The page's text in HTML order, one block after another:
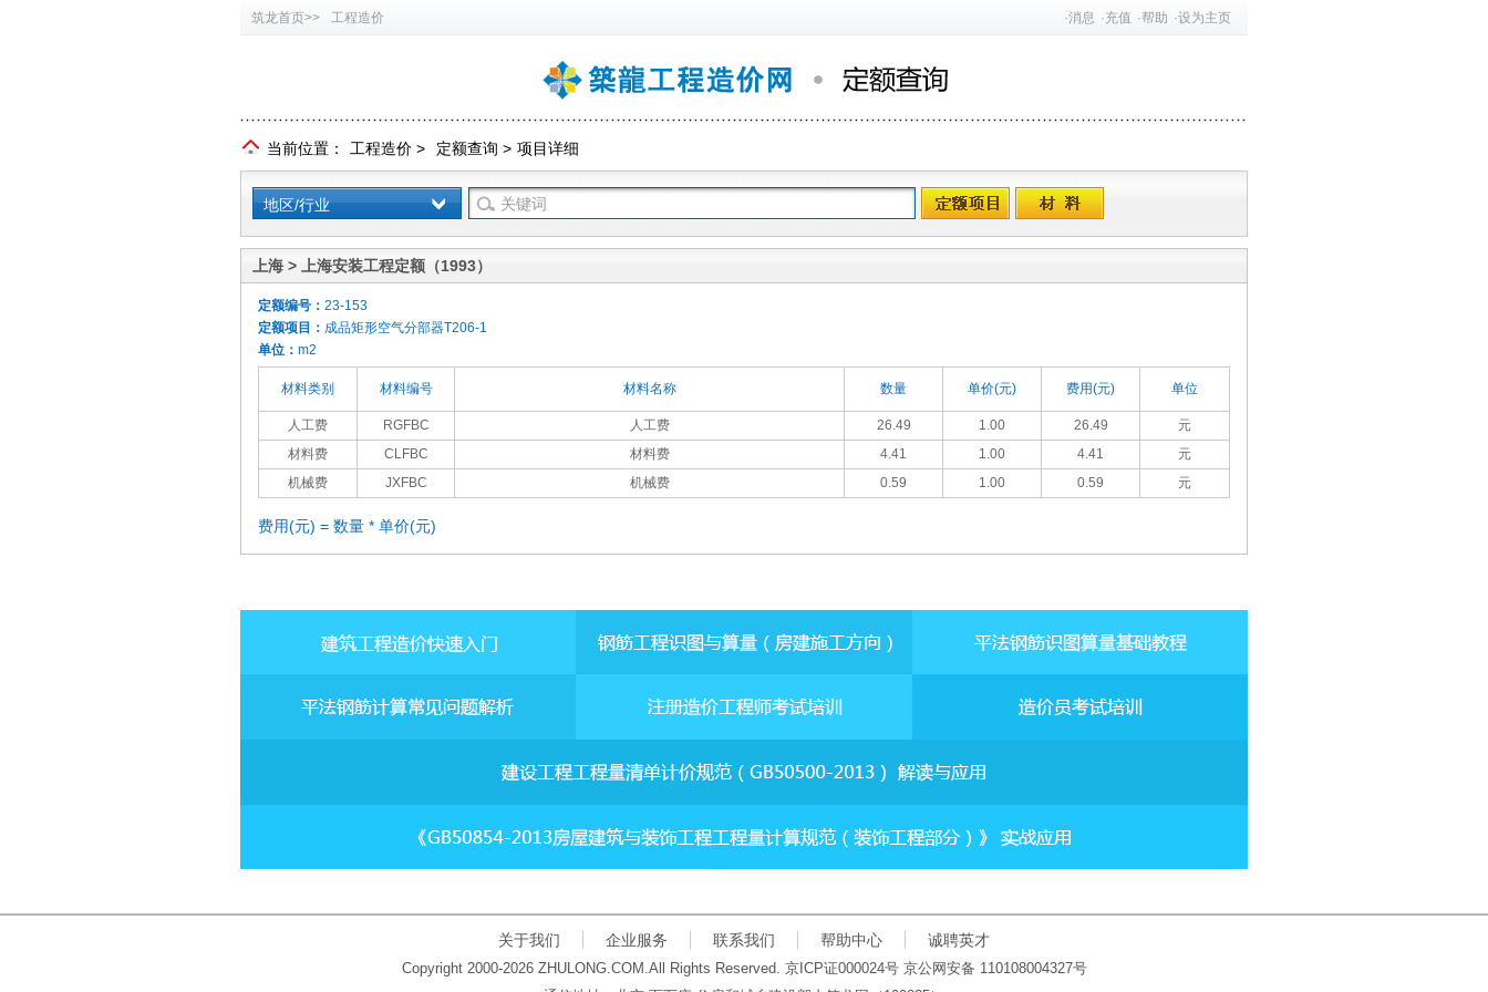
筑龙首页>> 工程造价 ·消息 ·充值 ·帮助 ·设为主页
当前位置： 工程造价 > 定额查询 > 项目详细
地区/行业
上海 > 上海安装工程定额（1993）
定额编号： 23-153
定额项目： 成品矩形空气分部器T206-1
单位： m2
材料类别 材料编号 材料名称 数量 单价(元) 费用(元) 单位
人工费 RGFBC 人工费 26.49 1.00 26.49
元
材料费
CLFBC 材料费 4.41 1.00 4.41
元
机械费
JXFBC 机械费 0.59 1.00 0.59 元
费用(元) = 数量 * 单价(元)
关于我们 企业服务 联系我们 帮助中心 诚聘英才
Copyright 2000-2026 ZHULONG.COM.All Rights Reserved. 京ICP证000024号 京公网安备 110108004327号